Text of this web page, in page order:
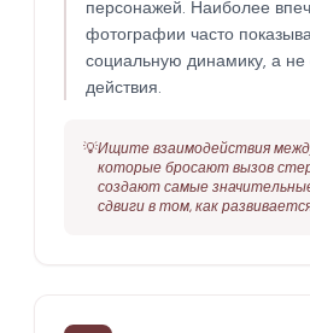
персонажей. Наиболее
фотографии часто
социальную динамику, а
действия.
💡Ищите взаимодействия
которые бросают вызов
создают самые
сдвиги в том, как